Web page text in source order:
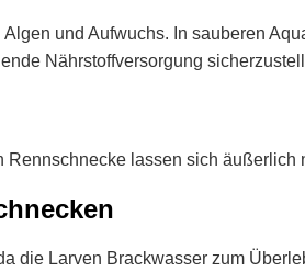
und Aufwuchs. In sauberen
Nährstoffversorgung
lassen sich äußerlich
die Larven Brackwasser zum